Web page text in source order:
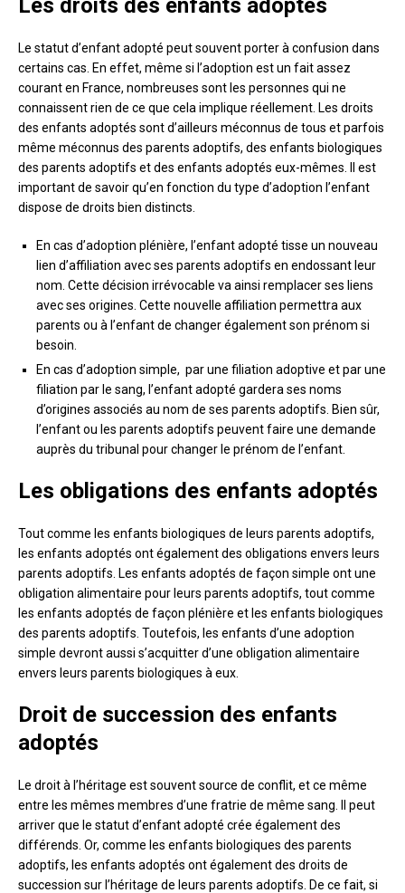
Les droits des enfants adoptés
Le statut d’enfant adopté peut souvent porter à confusion dans
certains cas. En effet, même si l’adoption est un fait assez
courant en France, nombreuses sont les personnes qui ne
connaissent rien de ce que cela implique réellement. Les droits
des enfants adoptés sont d’ailleurs méconnus de tous et parfois
même méconnus des parents adoptifs, des enfants biologiques
des parents adoptifs et des enfants adoptés eux-mêmes. Il est
important de savoir qu’en fonction du type d’adoption l’enfant
dispose de droits bien distincts.
En cas d’adoption plénière, l’enfant adopté tisse un nouveau
lien d’affiliation avec ses parents adoptifs en endossant leur
nom. Cette décision irrévocable va ainsi remplacer ses liens
avec ses origines. Cette nouvelle affiliation permettra aux
parents ou à l’enfant de changer également son prénom si
besoin.
En cas d’adoption simple, par une filiation adoptive et par une
filiation par le sang, l’enfant adopté gardera ses noms
d’origines associés au nom de ses parents adoptifs. Bien sûr,
l’enfant ou les parents adoptifs peuvent faire une demande
auprès du tribunal pour changer le prénom de l’enfant.
Les obligations des enfants adoptés
Tout comme les enfants biologiques de leurs parents adoptifs,
les enfants adoptés ont également des obligations envers leurs
parents adoptifs. Les enfants adoptés de façon simple ont une
obligation alimentaire pour leurs parents adoptifs, tout comme
les enfants adoptés de façon plénière et les enfants biologiques
des parents adoptifs. Toutefois, les enfants d’une adoption
simple devront aussi s’acquitter d’une obligation alimentaire
envers leurs parents biologiques à eux.
Droit de succession des enfants
adoptés
Le droit à l’héritage est souvent source de conflit, et ce même
entre les mêmes membres d’une fratrie de même sang. Il peut
arriver que le statut d’enfant adopté crée également des
différends. Or, comme les enfants biologiques des parents
adoptifs, les enfants adoptés ont également des droits de
succession sur l’héritage de leurs parents adoptifs. De ce fait, si